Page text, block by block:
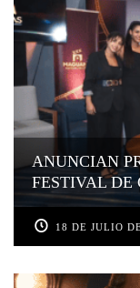
ANUNCIAN
FESTIVAL
18 DE JULIO